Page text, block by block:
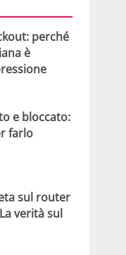
perché
è
e bloccato:
farlo
sul router
verità sul